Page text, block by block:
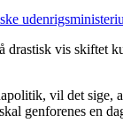
drastisk vis skiftet
vil det sige,
genforenes en